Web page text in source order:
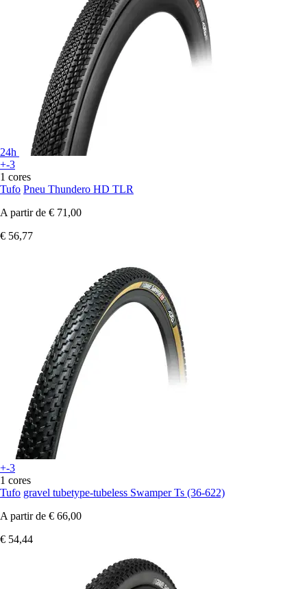
24h
+-3
1 cores
Tufo Pneu Thundero HD TLR
A partir de € 71,00
€ 56,77
+-3
1 cores
Tufo gravel tubetype-tubeless Swamper Ts (36-622)
A partir de € 66,00
€ 54,44